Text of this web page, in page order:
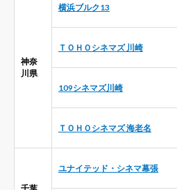
神奈
川県
横浜ブルク13
ＴＯＨＯシネマズ 川崎
109シネマズ川崎
ＴＯＨＯシネマズ 海老名
千葉
ユナイテッド・シネマ幕張